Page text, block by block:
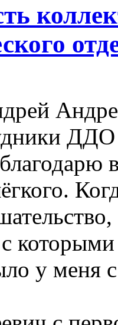
которыми
у меня